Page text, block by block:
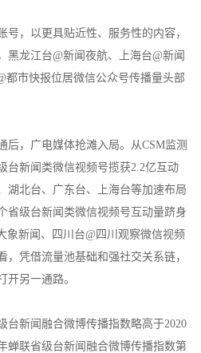
，以更具贴近性、服务性的内容，
黑龙江台@新闻夜航、上海台@新闻
都市快报位居微信公众号传播量头部
后，广电媒体抢滩入局。从CSM监测
台新闻类微信视频号揽获2.2亿互动
湖北台、广东台、上海台等加速布局
省级台新闻类微信视频号互动量跻身
象新闻、四川台@四川观察微信视频
，凭借流量池基础和强社交关系链，
开另一通路。
台新闻融合微博传播指数略高于2020
蝉联省级台新闻融合微博传播指数第